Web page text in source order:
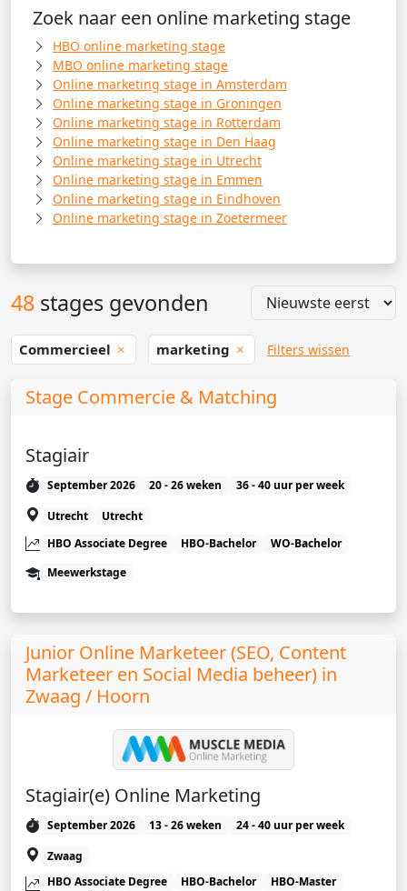
Zoek naar een online marketing stage
HBO online marketing stage
MBO online marketing stage
Online marketing stage in Amsterdam
Online marketing stage in Groningen
Online marketing stage in Rotterdam
Online marketing stage in Den Haag
Online marketing stage in Utrecht
Online marketing stage in Emmen
Online marketing stage in Eindhoven
Online marketing stage in Zoetermeer
48 stages gevonden
Commercieel marketing Filters wissen
Stage Commercie & Matching
Stagiair
September 2026 20 - 26 weken
36 - 40 uur per week
Utrecht
Utrecht
HBO Associate Degree
HBO-Bachelor
WO-Bachelor
Meewerkstage
Junior Online Marketeer (SEO, Content
Marketeer en Social Media beheer) in
Zwaag / Hoorn
Stagiair(e) Online Marketing
September 2026 13 - 26 weken
24 - 40 uur per week
Zwaag
HBO Associate Degree
HBO-Bachelor
HBO-Master